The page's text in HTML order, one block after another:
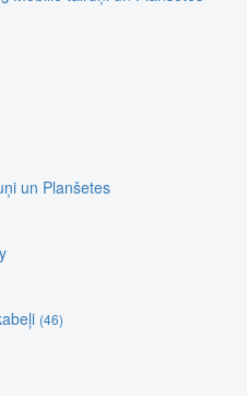
un Planšetes
(46)